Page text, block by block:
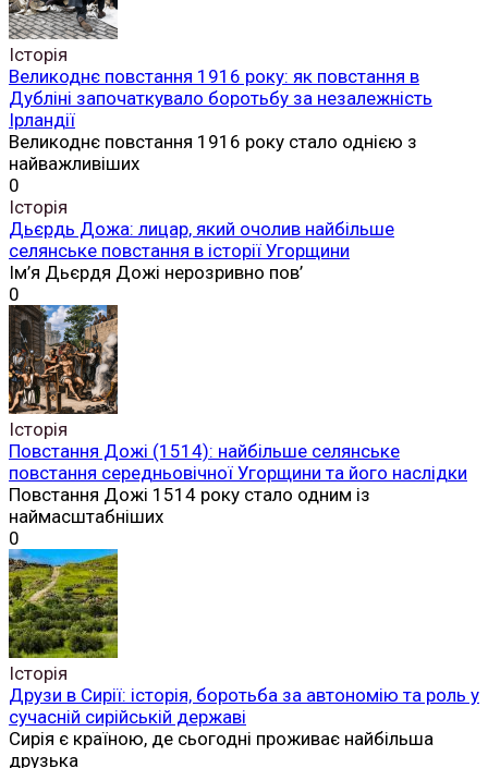
Історія
Великоднє повстання 1916 року: як повстання в
Дубліні започаткувало боротьбу за незалежність
Ірландії
Великоднє повстання 1916 року стало однією з
найважливіших
0
Історія
Дьєрдь Дожа: лицар, який очолив найбільше
селянське повстання в історії Угорщини
Ім’я Дьєрдя Дожі нерозривно пов’
0
Історія
Повстання Дожі (1514): найбільше селянське
повстання середньовічної Угорщини та його наслідки
Повстання Дожі 1514 року стало одним із
наймасштабніших
0
Історія
Друзи в Сирії: історія, боротьба за автономію та роль у
сучасній сирійській державі
Сирія є країною, де сьогодні проживає найбільша
друзька